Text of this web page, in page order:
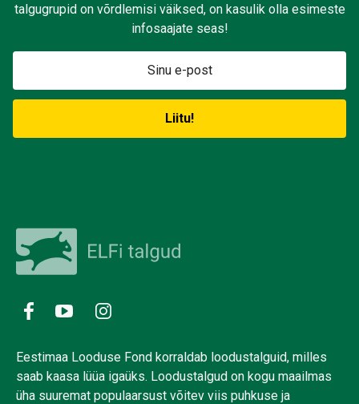
talgugrupid on võrdlemisi väiksed, on kasulik olla esimeste
infosaajate seas!
Eestimaa Looduse Fond korraldab loodustalguid, milles
saab kaasa lüüa igaüks. Loodustalgud on kogu maailmas
üha suuremat populaarsust võitev viis puhkuse ja